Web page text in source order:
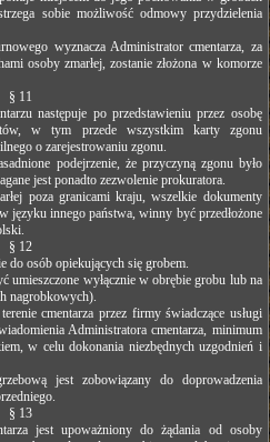
sobie możliwość odmowy przydzielenia
wyznacza Administrator cmentarza, za
osoby zmarłej, zostanie złożona w komorze
§ 11
następuje po przedstawieniu przez osobę
w tym przede wszystkim karty zgonu
o zarejestrowaniu zgonu.
podejrzenie, że przyczyną zgonu było
jest ponadto zezwolenie prokuratora.
poza granicami kraju, wszelkie dokumenty
języku innego państwa, winny być przedłożone
§ 12
do osób opiekujących się grobem.
umieszczone wyłącznie w obrębie grobu lub na
nagrobkowych).
cmentarza przez firmy świadczące usługi
Administratora cmentarza, minimum
w celu dokonania niezbędnych uzgodnień i
jest zobowiązany do doprowadzenia
§ 13
jest upoważniony do żądania od osoby